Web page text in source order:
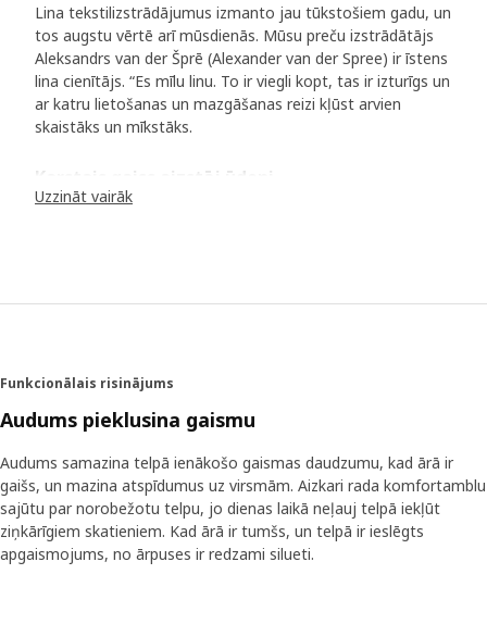
Lina tekstilizstrādājumus izmanto jau tūkstošiem gadu, un
tos augstu vērtē arī mūsdienās. Mūsu preču izstrādātājs
Aleksandrs van der Šprē (Alexander van der Spree) ir īstens
lina cienītājs. “Es mīlu linu. To ir viegli kopt, tas ir izturīgs un
ar katru lietošanas un mazgāšanas reizi kļūst arvien
skaistāks un mīkstāks.
Karstais gaiss aizstāj ūdeni
Jauns lina audums ir mazliet stīvs, tāpēc, lai aizkari būtu
metodi: vēlamais efekts tiek panākts, aizkarus
šādi tiek patērēts mazāk ūdens un ķimikāliju. Aizkari ar
katru mazgāšanas reizi kļūst arvien skaistāki. Lai iegūtu
vieglu, dabisku efektu, aizkarus pēc mazgāšanas var
negludināt.
Patīkama gaisma un mājīgums
DYTÅG aizkari ir pieejami dažādās krāsās, un tie piestāv
dažādu stilu interjeram. Aleksandrs paskaidro, ka atkarībā
Uzzināt vairāk
Funkcionālais risinājums
Audums pieklusina gaismu
Audums samazina telpā ienākošo gaismas daudzumu, kad ārā ir
gaišs, un mazina atspīdumus uz virsmām. Aizkari rada komfortamblu
sajūtu par norobežotu telpu, jo dienas laikā neļauj telpā iekļūt
ziņkārīgiem skatieniem. Kad ārā ir tumšs, un telpā ir ieslēgts
apgaismojums, no ārpuses ir redzami silueti.